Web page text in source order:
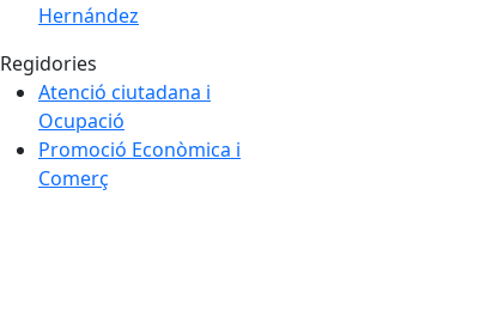
Hernández
Regidories
Atenció ciutadana i
Ocupació
Promoció Econòmica i
Comerç